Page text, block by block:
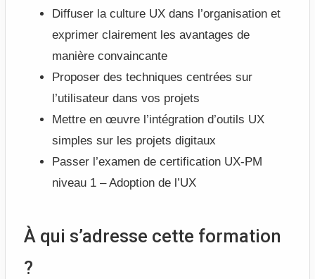
Diffuser la culture UX dans l’organisation et
exprimer clairement les avantages de
manière convaincante
Proposer des techniques centrées sur
l’utilisateur dans vos projets
Mettre en œuvre l’intégration d’outils UX
simples sur les projets digitaux
Passer l’examen de certification UX-PM
niveau 1 – Adoption de l’UX
À qui s’adresse cette formation
?